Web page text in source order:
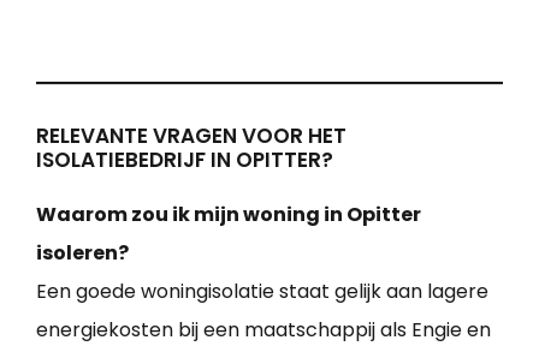
RELEVANTE VRAGEN VOOR HET
ISOLATIEBEDRIJF IN OPITTER?
Waarom zou ik mijn woning in Opitter
isoleren?
Een goede woningisolatie staat gelijk aan lagere
energiekosten bij een maatschappij als Engie en